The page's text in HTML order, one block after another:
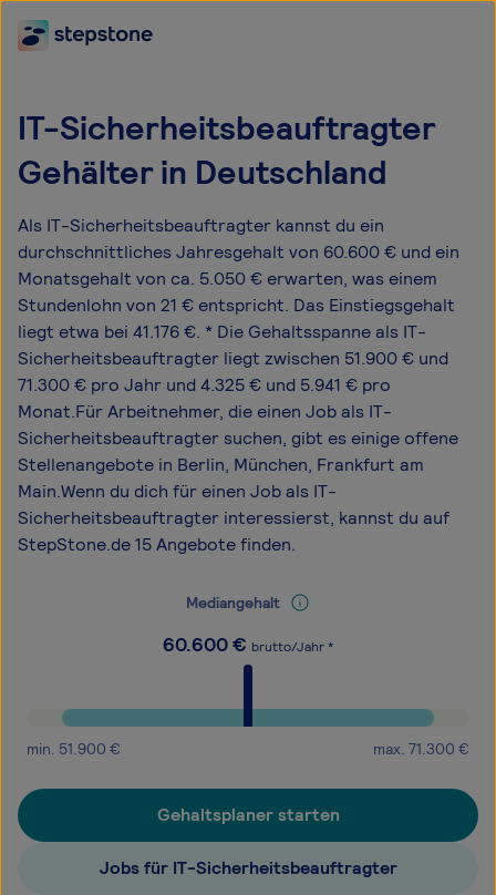
IT-Sicherheitsbeauftragter
Gehälter in Deutschland
Als IT-Sicherheitsbeauftragter kannst du ein
durchschnittliches Jahresgehalt von 60.600 € und ein
Monatsgehalt von ca. 5.050 € erwarten, was einem
Stundenlohn von 21 € entspricht. Das Einstiegsgehalt
liegt etwa bei 41.176 €. * Die Gehaltsspanne als IT-
Sicherheitsbeauftragter liegt zwischen 51.900 € und
71.300 € pro Jahr und 4.325 € und 5.941 € pro
Monat.Für Arbeitnehmer, die einen Job als IT-
Sicherheitsbeauftragter suchen, gibt es einige offene
Stellenangebote in Berlin, München, Frankfurt am
Main.Wenn du dich für einen Job als IT-
Sicherheitsbeauftragter interessierst, kannst du auf
StepStone.de 15 Angebote finden.
Mediangehalt
60.600€ brutto/Jahr *
min. 51.900 € max. 71.300 €
Gehaltsplaner starten
Jobs für IT-Sicherheitsbeauftragter